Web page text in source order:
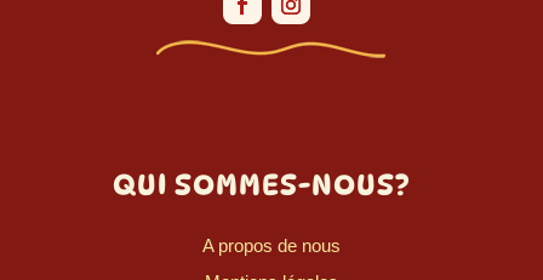
QUI SOMMES-NOUS?
A propos de nous